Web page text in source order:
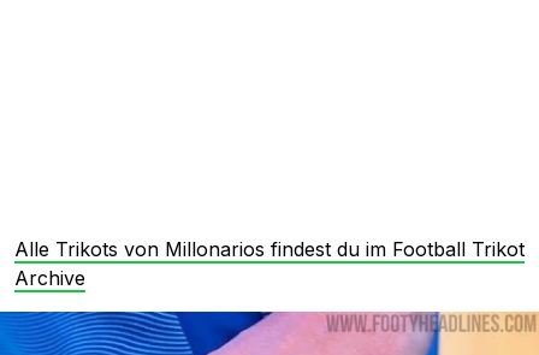
Alle Trikots von Millonarios findest du im Football Trikot
Archive